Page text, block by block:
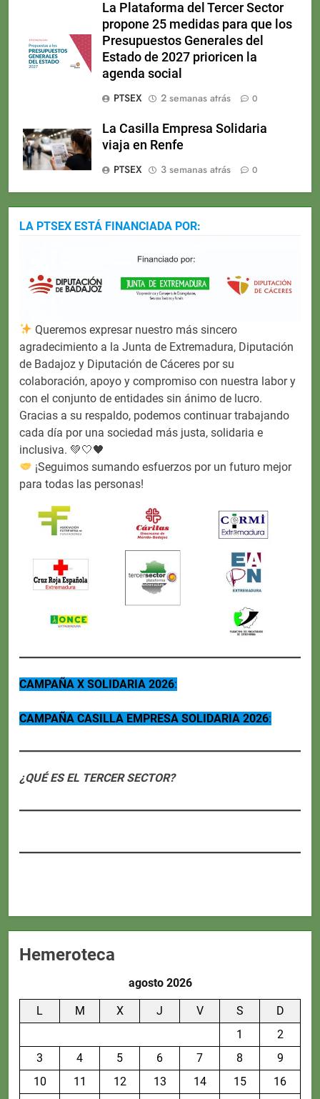
La Plataforma del Tercer Sector
propone 25 medidas para que los
Presupuestos Generales del
Estado de 2027 prioricen la
agenda social
PTSEX
2 semanas atrás 0
La Casilla Empresa Solidaria
viaja en Renfe
PTSEX
3 semanas atrás 0
LA PTSEX ESTÁ FINANCIADA POR:
Queremos expresar nuestro más sincero
agradecimiento a la Junta de Extremadura, Diputación
de Badajoz y Diputación de Cáceres por su
colaboración, apoyo y compromiso con nuestra labor y
con el conjunto de entidades sin ánimo de lucro.
Gracias a su respaldo, podemos continuar trabajando
cada día por una sociedad más justa, solidaria e
inclusiva. 💚🤍🖤
¡Seguimos sumando esfuerzos por un futuro mejor
para todas las personas!
CAMPAÑA X SOLIDARIA 2026:
CAMPAÑA CASILLA EMPRESA SOLIDARIA 2026:
¿QUÉ ES EL TERCER SECTOR?
Hemeroteca
agosto 2026
L M X J V S
D
1
2
3
4 5 6 7 8
9
10
11 12 13 14 15
16